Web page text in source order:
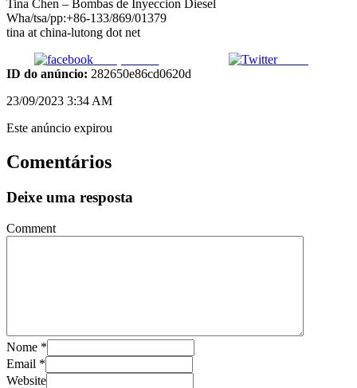
Tina Chen – Bombas de Inyeccion Diesel
Wha/tsa/pp:+86-133/869/01379
tina at china-lutong dot net
Compartilhar
Tweet
ID do anúncio: 282650e86cd0620d
23/09/2023 3:34 AM
Este anúncio expirou
Comentários
Deixe uma resposta
Comment
Nome *
Email *
Website